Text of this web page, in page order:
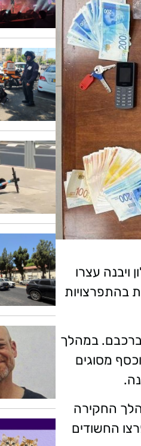
ויבנה עצרו
ה-30) בחשד למעורבות בהתפרצויות
ברכבם. במהלך
זהב וכסף מסוגים
החקירה
החשודים